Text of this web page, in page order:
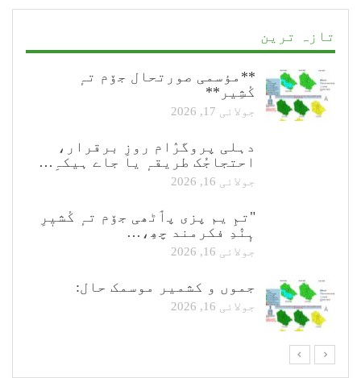
تازہ ترین
**مؤسمی صورتحال جۆم تہٕ
کٔشِیر**
جولائی 17, 2026
دہلی پروگرٛام روزِ برقرار،
احتجاجُک طریقہٕ یا جاے ہیکہِ…
جولائی 16, 2026
"تمِ یم پزی پٲٹھی جۆم تہٕ کٔشیٖرِ
ہٕنٛدِ فکرمند چھِ،…
جولائی 16, 2026
جموں و کشمیر موسمک حال:
جولائی 16, 2026